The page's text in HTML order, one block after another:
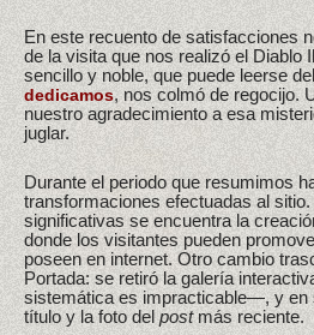
En este recuento de satisfacciones
de la visita que nos realizó el Diablo
sencillo y noble, que puede leerse
dedicamos, nos colmó de regocijo.
nuestro agradecimiento a esa
juglar.
Durante el periodo que resumimos
transformaciones efectuadas al
significativas se encuentra la
donde los visitantes pueden
poseen en internet. Otro cambio
Portada: se retiró la galería
sistemática es impracticable—, y en
título y la foto delpostmás reciente.